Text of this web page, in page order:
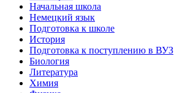
Начальная школа
Немецкий язык
Подготовка к школе
История
Подготовка к поступлению в ВУЗ
Биология
Литература
Химия